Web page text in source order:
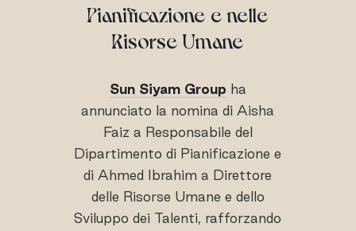
Pianificazione e nelle
Risorse Umane
Sun Siyam Group ha
annunciato la nomina di Aisha
Faiz a Responsabile del
Dipartimento di Pianificazione e
di Ahmed Ibrahim a Direttore
delle Risorse Umane e dello
Sviluppo dei Talenti, rafforzando